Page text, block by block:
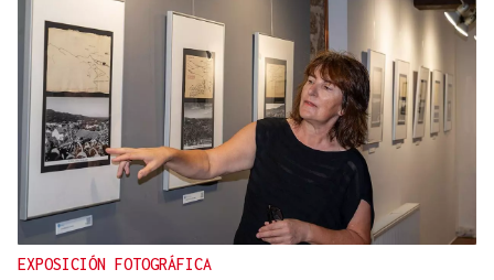
EXPOSICIÓN FOTOGRÁFICA